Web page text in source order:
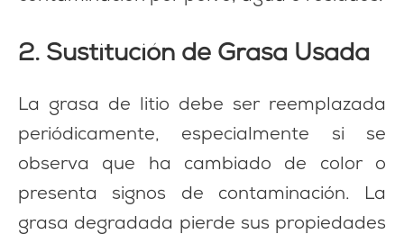
2. Sustitución de Grasa Usada
La grasa de litio debe ser reemplazada
periódicamente, especialmente si se
observa que ha cambiado de color o
presenta signos de contaminación. La
grasa degradada pierde sus propiedades